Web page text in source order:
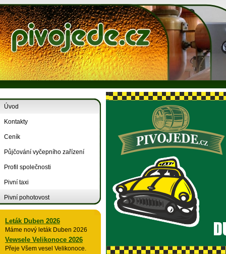
Úvod
Kontakty
Ceník
Půjčování vyčepního zařízení
Profil společnosti
Pivní taxi
Pivní pohotovost
Leták Duben 2026
Máme nový leták Duben 2026
Vewsele Velikonoce 2026
Přeje Všem vesel Velikonoce.